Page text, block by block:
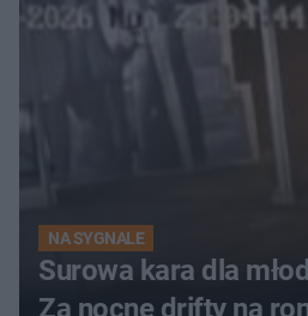
NA SYGNALE
Surowa kara dla
Za nocne drifty na